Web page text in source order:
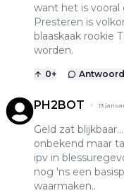
want het is vooral
Presteren is
blaaskaak rookie
worden.
0+ Antwoord
PH2BOT 13
Geld zat
onbekend maar
ipv in
nog 'ns een
waarmaken..